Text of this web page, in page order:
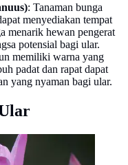
: Tanaman bunga
menyediakan tempat
menarik hewan pengerat
potensial bagi ular.
memiliki warna yang
padat dan rapat dapat
yang nyaman bagi ular.